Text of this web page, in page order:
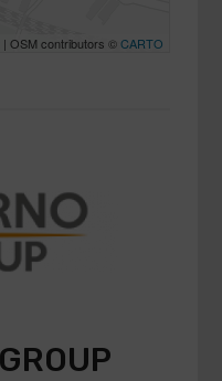
| OSM contributors ©CARTO